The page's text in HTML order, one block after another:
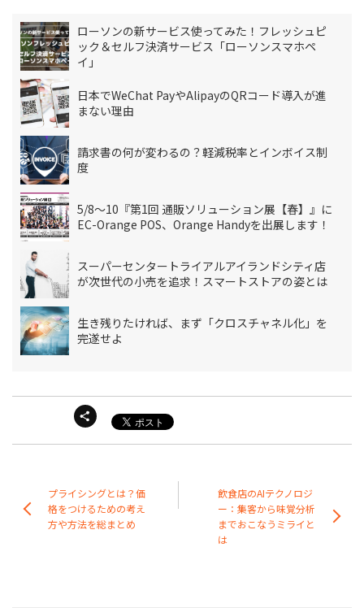
ローソンの新サービス使ってみた！フレッシュピ
ック＆セルフ決済サービス「ローソンスマホペ
イ」
日本でWeChat PayやAlipayのQRコード導入が進
まない理由
請求書の何が変わるの？軽減税率とインボイス制
度
5/8～10『第1回 通販ソリューション展【春】』に
EC-Orange POS、Orange Handyを出展します！
スーパーセンタートライアルアイランドシティ店
が次世代の小売を追求！スマートストアの姿とは
生き残りたければ、まず「クロスチャネル化」を
完遂せよ
プライシングとは？価
格をつけるための考え
方や方法を総まとめ
飲食店のAIテクノロジ
ー：集客から味覚分析
までおこなうミライと
は